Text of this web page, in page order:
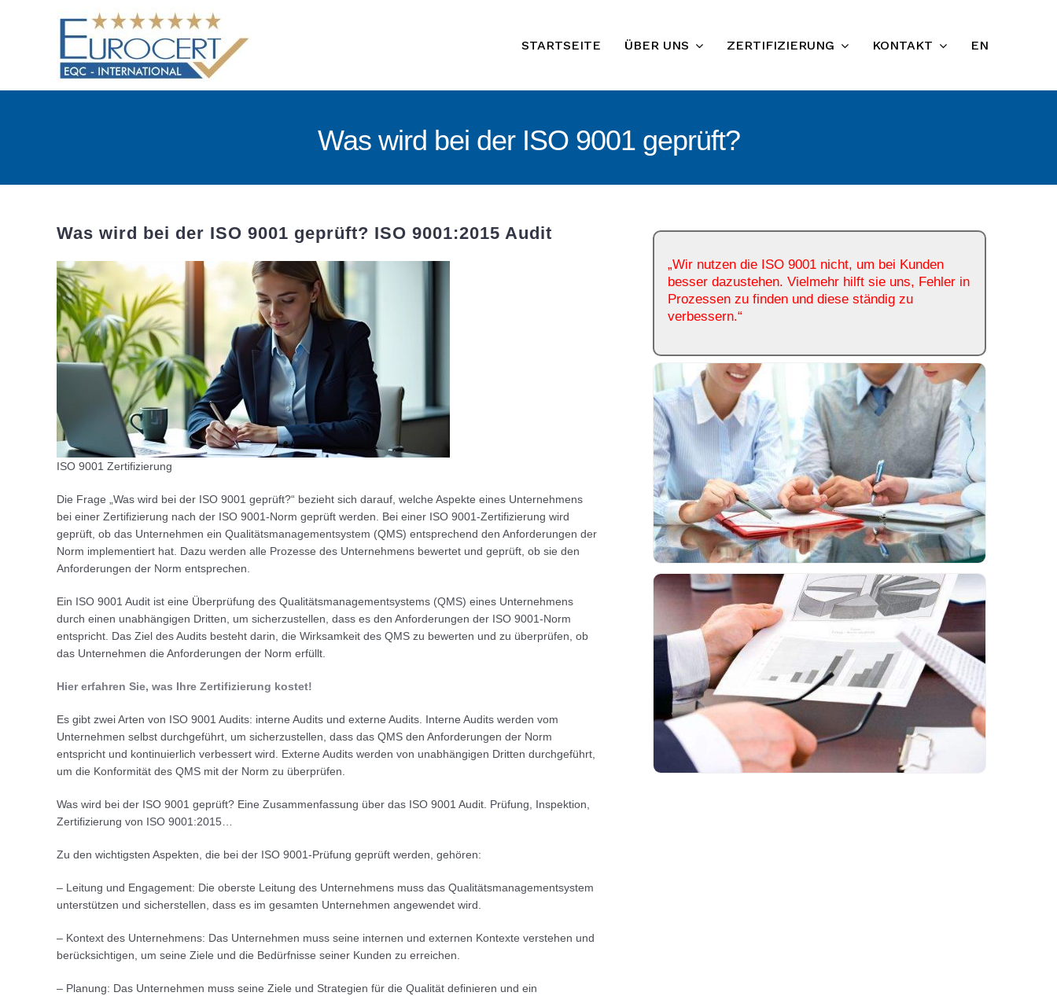
STARTSEITE ÜBER UNS ZERTIFIZIERUNG KONTAKT EN
Was wird bei der ISO 9001 geprüft?
Was wird bei der ISO 9001 geprüft? ISO 9001:2015 Audit
ISO 9001 Zertifizierung
Die Frage „Was wird bei der ISO 9001 geprüft?“ bezieht sich darauf, welche Aspekte eines Unternehmens
bei einer Zertifizierung nach der ISO 9001-Norm geprüft werden. Bei einer ISO 9001-Zertifizierung wird
geprüft, ob das Unternehmen ein Qualitätsmanagementsystem (QMS) entsprechend den Anforderungen der
Norm implementiert hat. Dazu werden alle Prozesse des Unternehmens bewertet und geprüft, ob sie den
Anforderungen der Norm entsprechen.
Ein ISO 9001 Audit ist eine Überprüfung des Qualitätsmanagementsystems (QMS) eines Unternehmens
durch einen unabhängigen Dritten, um sicherzustellen, dass es den Anforderungen der ISO 9001-Norm
entspricht. Das Ziel des Audits besteht darin, die Wirksamkeit des QMS zu bewerten und zu überprüfen, ob
das Unternehmen die Anforderungen der Norm erfüllt.
Hier erfahren Sie, was Ihre Zertifizierung kostet!
Es gibt zwei Arten von ISO 9001 Audits: interne Audits und externe Audits. Interne Audits werden vom
Unternehmen selbst durchgeführt, um sicherzustellen, dass das QMS den Anforderungen der Norm
entspricht und kontinuierlich verbessert wird. Externe Audits werden von unabhängigen Dritten durchgeführt,
um die Konformität des QMS mit der Norm zu überprüfen.
Was wird bei der ISO 9001 geprüft? Eine Zusammenfassung über das ISO 9001 Audit. Prüfung, Inspektion,
Zertifizierung von ISO 9001:2015…
Zu den wichtigsten Aspekten, die bei der ISO 9001-Prüfung geprüft werden, gehören:
– Leitung und Engagement: Die oberste Leitung des Unternehmens muss das Qualitätsmanagementsystem
unterstützen und sicherstellen, dass es im gesamten Unternehmen angewendet wird.
– Kontext des Unternehmens: Das Unternehmen muss seine internen und externen Kontexte verstehen und
berücksichtigen, um seine Ziele und die Bedürfnisse seiner Kunden zu erreichen.
– Planung: Das Unternehmen muss seine Ziele und Strategien für die Qualität definieren und ein
„Wir nutzen die ISO 9001 nicht, um bei Kunden
besser dazustehen. Vielmehr hilft sie uns, Fehler in
Prozessen zu finden und diese ständig zu
verbessern.“